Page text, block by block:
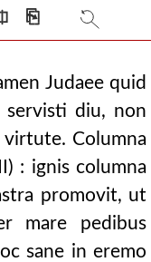
⎘
Judaee quid
diu, non
Columna
: ignis columna
promovit, ut
mare pedibus
sane in eremo